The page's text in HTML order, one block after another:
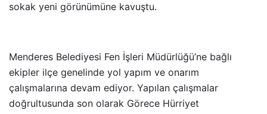
sokak yeni görünümüne kavuştu.
Menderes Belediyesi Fen İşleri Müdürlüğü’ne bağlı
ekipler ilçe genelinde yol yapım ve onarım
çalışmalarına devam ediyor. Yapılan çalışmalar
doğrultusunda son olarak Görece Hürriyet